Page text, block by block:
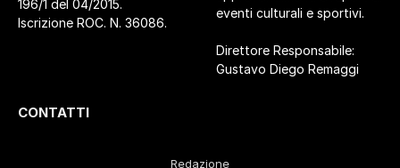
196/1 del 04/2015.
Iscrizione ROC. N. 36086.
eventi culturali e sportivi.
Direttore Responsabile:
Gustavo Diego Remaggi
CONTATTI
Redazione